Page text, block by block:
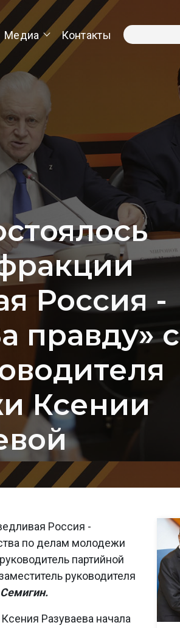
Медиа Контакты
Россия -
правду» с
Ксении
Россия -
по делам молодежи
партийной
руководителя
Разуваева начала